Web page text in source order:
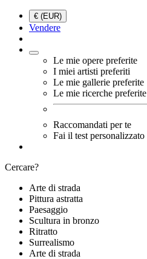
€ (EUR)
Vendere
Le mie opere preferite
I miei artisti preferiti
Le mie gallerie preferite
Le mie ricerche preferite
Raccomandati per te
Fai il test personalizzato
Cercare?
Arte di strada
Pittura astratta
Paesaggio
Scultura in bronzo
Ritratto
Surrealismo
Arte di strada